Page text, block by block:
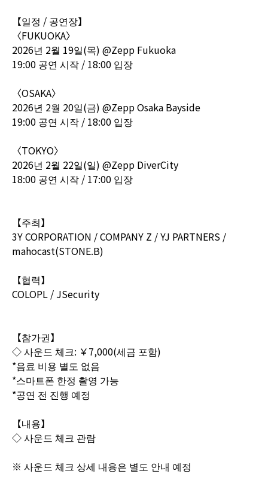
【일정 / 공연장】
〈FUKUOKA〉
2026년 2월 19일(목) @Zepp Fukuoka
19:00 공연 시작 / 18:00 입장
〈OSAKA〉
2026년 2월 20일(금) @Zepp Osaka Bayside
19:00 공연 시작 / 18:00 입장
〈TOKYO〉
2026년 2월 22일(일) @Zepp DiverCity
18:00 공연 시작 / 17:00 입장
【주최】
3Y CORPORATION / COMPANY Z / YJ PARTNERS /
mahocast(STONE.B)
【협력】
COLOPL / JSecurity
【참가권】
◇ 사운드 체크: ￥7,000(세금 포함)
*음료 비용 별도 없음
*스마트폰 한정 촬영 가능
*공연 전 진행 예정
【내용】
◇ 사운드 체크 관람
※ 사운드 체크 상세 내용은 별도 안내 예정